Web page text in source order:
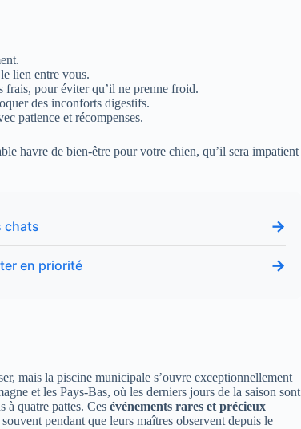
lien entre vous.
frais, pour éviter qu’il ne prenne froid.
des inconforts digestifs.
patience et récompenses.
havre de bien-être pour votre chien, qu’il sera impatient
chats →
en priorité →
mais la piscine municipale s’ouvre exceptionnellement
et les Pays-Bas, où les derniers jours de la saison sont
à quatre pattes. Ces événements rares et précieux
pendant que leurs maîtres observent depuis le